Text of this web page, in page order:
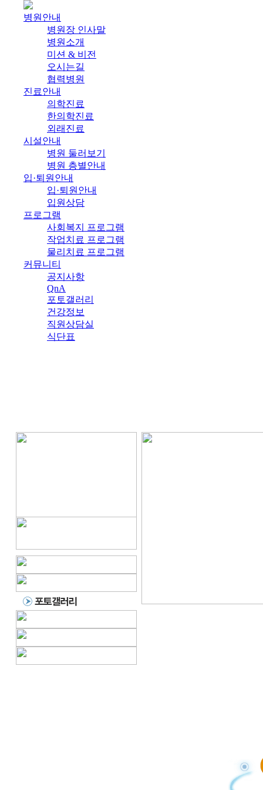
병원안내
병원장 인사말
병원소개
미션 & 비전
오시는길
협력병원
진료안내
의학진료
한의학진료
외래진료
시설안내
병원 둘러보기
병원 층별안내
입·퇴원안내
입·퇴원안내
입원상담
프로그램
사회복지 프로그램
작업치료 프로그램
물리치료 프로그램
커뮤니티
공지사항
QnA
포토갤러리
건강정보
직원상담실
식단표